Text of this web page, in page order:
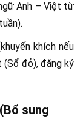
Anh – Việt từ
khích nếu
(Sổ đỏ), đăng ký
sung